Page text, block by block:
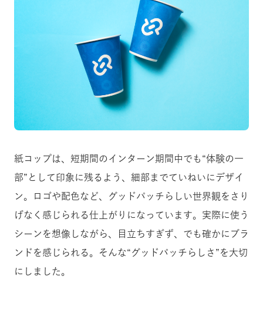
紙コップは、短期間のインターン期間中でも“体験の一
部”として印象に残るよう、細部までていねいにデザイ
ン。ロゴや配色など、グッドパッチらしい世界観をさり
げなく感じられる仕上がりになっています。実際に使う
シーンを想像しながら、目立ちすぎず、でも確かにブラ
ンドを感じられる。そんな“グッドパッチらしさ”を大切
にしました。